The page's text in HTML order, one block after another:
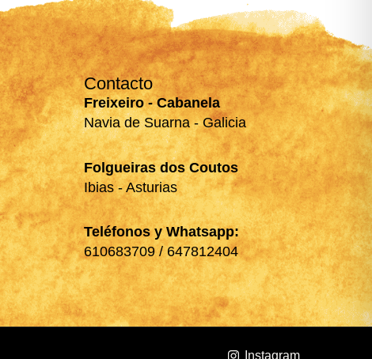
Contacto
Freixeiro - Cabanela
Navia de Suarna - Galicia
Folgueiras dos Coutos
Ibias - Asturias
Teléfonos y Whatsapp:
610683709 / 647812404
Instagram